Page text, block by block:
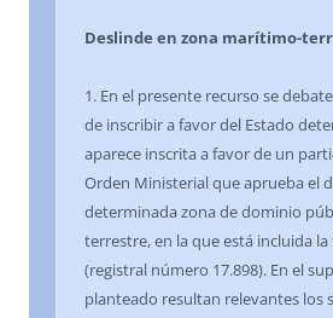
Deslinde en zona marítimo-
1. En el presente recurso se
de inscribir a favor del Estado
aparece inscrita a favor de un
Orden Ministerial que aprueba el
determinada zona de dominio
terrestre, en la que está incluida
(registral número 17.898). En el
planteado resultan relevantes los